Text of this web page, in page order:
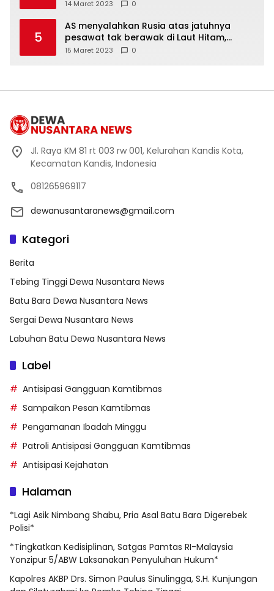
14 Maret 2023 0
5
AS menyalahkan Rusia atas jatuhnya
pesawat tak berawak di Laut Hitam,
Moskow menyangkal
15 Maret 2023 0
Jl. Raya KM 81 rt 003 rw 001, Kelurahan Kandis Kota,
Kecamatan Kandis, Indonesia
081265969117
dewanusantaranews@gmail.com
Kategori
Berita
Tebing Tinggi Dewa Nusantara News
Batu Bara Dewa Nusantara News
Sergai Dewa Nusantara News
Labuhan Batu Dewa Nusantara News
Label
Antisipasi Gangguan Kamtibmas
Sampaikan Pesan Kamtibmas
Pengamanan Ibadah Minggu
Patroli Antisipasi Gangguan Kamtibmas
Antisipasi Kejahatan
Halaman
*Lagi Asik Nimbang Shabu, Pria Asal Batu Bara Digerebek
Polisi*
*Tingkatkan Kedisiplinan, Satgas Pamtas RI-Malaysia
Yonzipur 5/ABW Laksanakan Penyuluhan Hukum*
Kapolres AKBP Drs. Simon Paulus Sinulingga, S.H. Kunjungan